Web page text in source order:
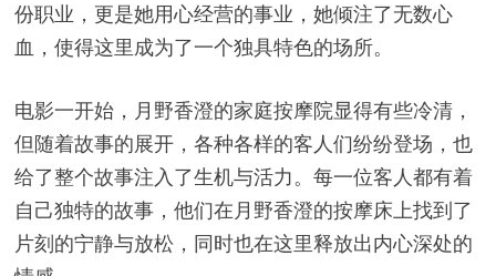
份职业，更是她用心经营的事业，她倾注了无数心
血，使得这里成为了一个独具特色的场所。
电影一开始，月野香澄的家庭按摩院显得有些冷清，
但随着故事的展开，各种各样的客人们纷纷登场，也
给了整个故事注入了生机与活力。每一位客人都有着
自己独特的故事，他们在月野香澄的按摩床上找到了
片刻的宁静与放松，同时也在这里释放出内心深处的